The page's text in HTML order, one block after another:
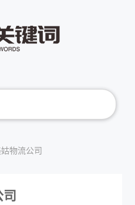
物流公司